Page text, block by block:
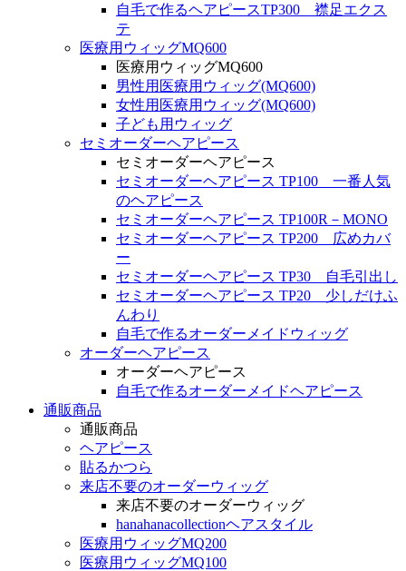
自毛で作るヘアピースTP300 襟足エクス
テ
医療用ウィッグMQ600
医療用ウィッグMQ600
男性用医療用ウィッグ(MQ600)
女性用医療用ウィッグ(MQ600)
子ども用ウィッグ
セミオーダーヘアピース
セミオーダーヘアピース
セミオーダーヘアピース TP100 一番人気
のヘアピース
セミオーダーヘアピース TP100R－MONO
セミオーダーヘアピース TP200 広めカバ
ー
セミオーダーヘアピース TP30 自毛引出し
セミオーダーヘアピース TP20 少しだけふ
んわり
自毛で作るオーダーメイドウィッグ
オーダーヘアピース
オーダーヘアピース
自毛で作るオーダーメイドヘアピース
通販商品
通販商品
ヘアピース
貼るかつら
来店不要のオーダーウィッグ
来店不要のオーダーウィッグ
hanahanacollectionヘアスタイル
医療用ウィッグMQ200
医療用ウィッグMQ100